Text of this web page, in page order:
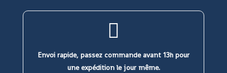
Envoi rapide, passez commande avant 13h pour
une expédition le jour même.